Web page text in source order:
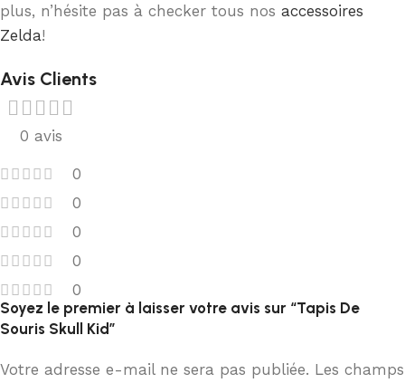
plus, n’hésite pas à checker tous nos accessoires
Zelda!
Avis Clients
0 avis
0
0
0
0
0
Soyez le premier à laisser votre avis sur “Tapis De
Souris Skull Kid”
Votre adresse e-mail ne sera pas publiée. Les champs